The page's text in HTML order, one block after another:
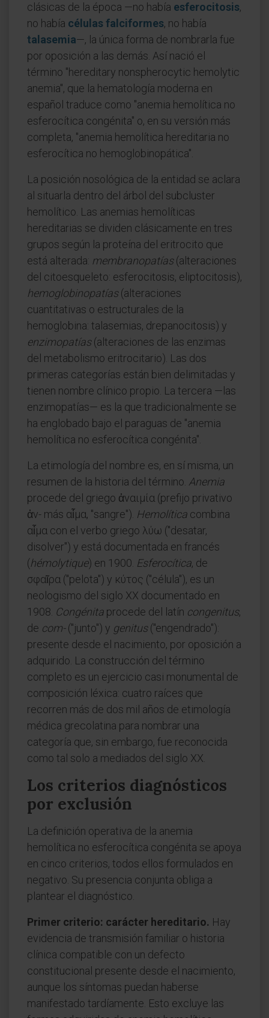
clásicas de la época —no había esferocitosis,
no había células falciformes, no había
talasemia—, la única forma de nombrarla fue
por oposición a las demás. Así nació el
término "hereditary nonspherocytic hemolytic
anemia", que la hematología moderna en
español traduce como "anemia hemolítica no
esferocítica congénita" o, en su versión más
completa, "anemia hemolítica hereditaria no
esferocítica no hemoglobinopática".
La posición nosológica de la entidad se aclara
al situarla dentro del árbol del subcluster
hemolítico. Las anemias hemolíticas
hereditarias se dividen clásicamente en tres
grupos según la proteína del eritrocito que
está alterada: membranopatías(alteraciones
del citoesqueleto: esferocitosis, eliptocitosis),
hemoglobinopatías(alteraciones
cuantitativas o estructurales de la
hemoglobina: talasemias, drepanocitosis) y
enzimopatías(alteraciones de las enzimas
del metabolismo eritrocitario). Las dos
primeras categorías están bien delimitadas y
tienen nombre clínico propio. La tercera —las
enzimopatías— es la que tradicionalmente se
ha englobado bajo el paraguas de "anemia
hemolítica no esferocítica congénita".
La etimología del nombre es, en sí misma, un
resumen de la historia del término. Anemia
procede del griego ἀναιμία (prefijo privativo
ἀν- más αἷμα, "sangre"). Hemolítica combina
αἷμα con el verbo griego λύω ("desatar,
disolver") y está documentada en francés
(hémolytique) en 1900. Esferocítica, de
σφαῖρα ("pelota") y κύτος ("célula"), es un
neologismo del siglo XX documentado en
1908. Congénita procede del latín congenitus,
de com-("junto") y genitus("engendrado"):
presente desde el nacimiento, por oposición a
adquirido. La construcción del término
completo es un ejercicio casi monumental de
composición léxica: cuatro raíces que
recorren más de dos mil años de etimología
médica grecolatina para nombrar una
categoría que, sin embargo, fue reconocida
como tal solo a mediados del siglo XX.
Los criterios diagnósticos
por exclusión
La definición operativa de la anemia
hemolítica no esferocítica congénita se apoya
en cinco criterios, todos ellos formulados en
negativo. Su presencia conjunta obliga a
plantear el diagnóstico.
Primer criterio: carácter hereditario. Hay
evidencia de transmisión familiar o historia
clínica compatible con un defecto
constitucional presente desde el nacimiento,
aunque los síntomas puedan haberse
manifestado tardíamente. Esto excluye las